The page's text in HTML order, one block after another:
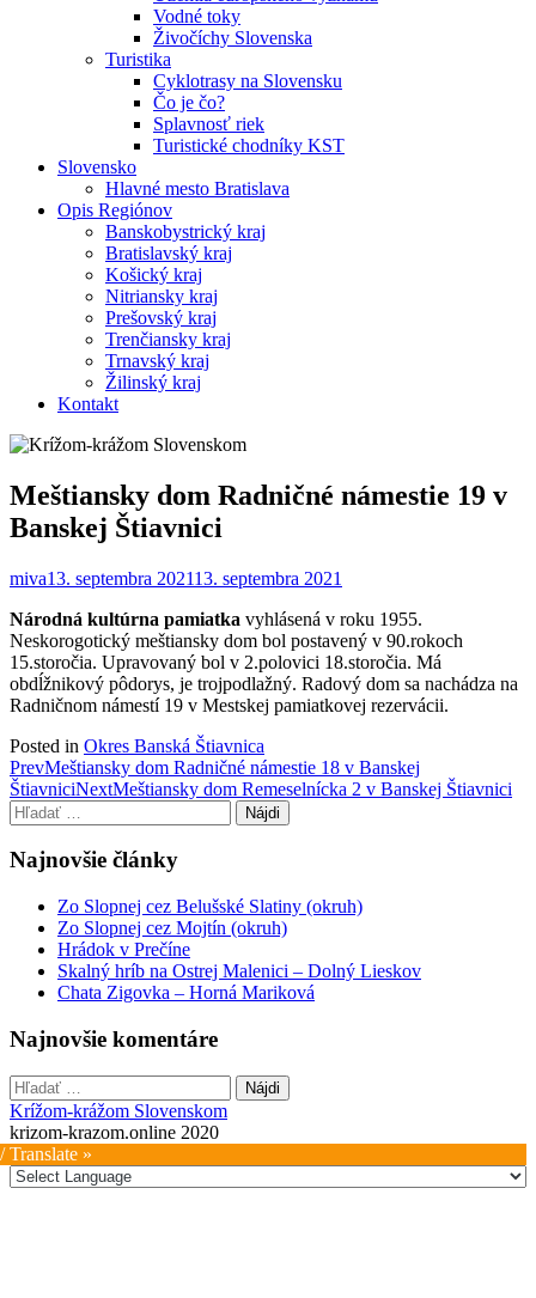
Vodné toky
Živočíchy Slovenska
Turistika
Cyklotrasy na Slovensku
Čo je čo?
Splavnosť riek
Turistické chodníky KST
Slovensko
Hlavné mesto Bratislava
Opis Regiónov
Banskobystrický kraj
Bratislavský kraj
Košický kraj
Nitriansky kraj
Prešovský kraj
Trenčiansky kraj
Trnavský kraj
Žilinský kraj
Kontakt
Meštiansky dom Radničné námestie 19 v
Banskej Štiavnici
miva13. septembra 202113. septembra 2021
Národná kultúrna pamiatka vyhlásená v roku 1955.
Neskorogotický meštiansky dom bol postavený v 90.rokoch
15.storočia. Upravovaný bol v 2.polovici 18.storočia. Má
obdĺžnikový pôdorys, je trojpodlažný. Radový dom sa nachádza na
Radničnom námestí 19 v Mestskej pamiatkovej rezervácii.
Posted in Okres Banská Štiavnica
Post
navigation
PrevMeštiansky dom Radničné námestie 18 v Banskej
ŠtiavniciNextMeštiansky dom Remeselnícka 2 v Banskej Štiavnici
Hľadať:
Najnovšie články
Zo Slopnej cez Belušské Slatiny (okruh)
Zo Slopnej cez Mojtín (okruh)
Hrádok v Prečíne
Skalný hríb na Ostrej Malenici – Dolný Lieskov
Chata Zigovka – Horná Mariková
Najnovšie komentáre
Hľadať:
Krížom-krážom Slovenskom
krizom-krazom.online 2020
Translate »